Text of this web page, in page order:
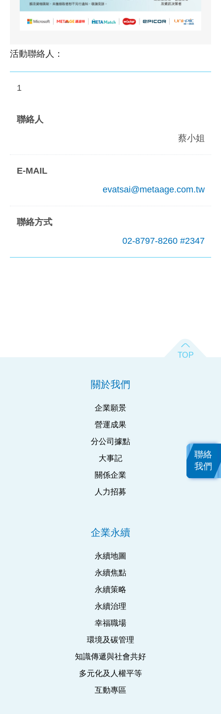
活動聯絡人：
1
蔡小姐
evatsai@metaage.com.tw
02-8797-8260 #2347
關於我們
企業願景
營運成果
分公司據點
大事記
關係企業
人力招募
企業永續
永續地圖
永續焦點
永續策略
永續治理
幸福職場
環境及碳管理
知識傳遞與社會共好
多元化及人權平等
互動專區
聯絡
我們